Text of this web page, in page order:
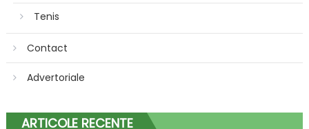
Tenis
Contact
Advertoriale
ARTICOLE RECENTE